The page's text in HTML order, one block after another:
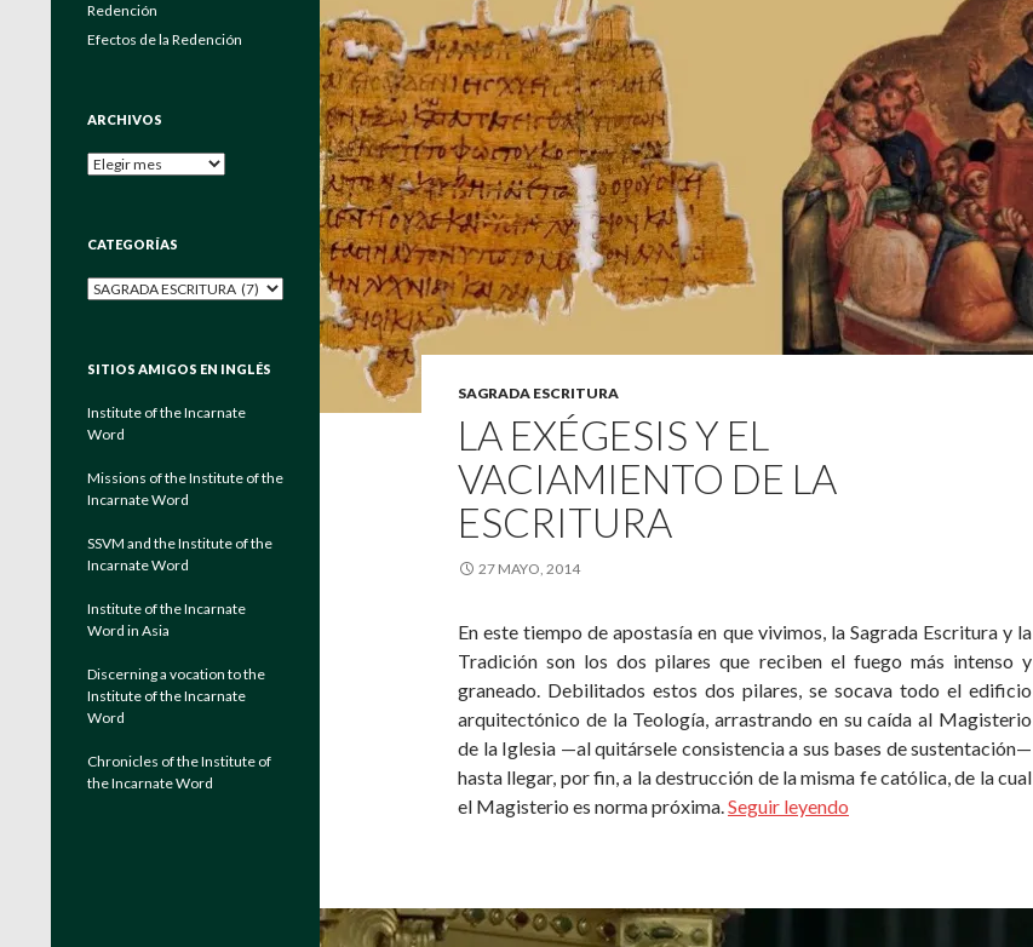
SAGRADA ESCRITURA
LA EXÉGESIS Y EL
VACIAMIENTO DE LA
ESCRITURA
27 MAYO, 2014
En este tiempo de apostasía en que vivimos, la Sagrada Escritura y la
Tradición son los dos pilares que reciben el fuego más intenso y
graneado. Debilitados estos dos pilares, se socava todo el edificio
arquitectónico de la Teología, arrastrando en su caída al Magisterio
de la Iglesia —al quitársele consistencia a sus bases de sustentación—
hasta llegar, por fin, a la destrucción de la misma fe católica, de la cual
el Magisterio es norma próxima.Seguir leyendo
Redención
Efectos de la Redención
ARCHIVOS
Archivos
CATEGORÍAS
Categorías
SITIOS AMIGOS EN INGLÉS
Institute of the Incarnate
Word
Missions of the Institute of the
Incarnate Word
SSVM and the Institute of the
Incarnate Word
Institute of the Incarnate
Word in Asia
Discerning a vocation to the
Institute of the Incarnate
Word
Chronicles of the Institute of
the Incarnate Word